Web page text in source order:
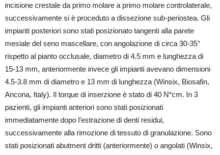
incisione crestale da primo molare a primo molare controlaterale,
successivamente si è proceduto a dissezione sub-periostea. Gli
impianti posteriori sono stati posizionato tangenti alla parete
mesiale del seno mascellare, con angolazione di circa 30-35°
rispetto al pianto occlusale, diametro di 4.5 mm e lunghezza di
15-13 mm, anteriormente invece gli impianti avevano dimensioni
4.5-3.8 mm di diametro e 13 mm di lunghezza (Winsix, Biosafin,
Ancona, Italy). Il torque di inserzione è stato di 40 N*cm. In 3
pazienti, gli impianti anteriori sono stati posizionati
immediatamente dopo l’estrazione di denti residui,
successivamente alla rimozione di tessuto di granulazione. Sono
stati posizionati abutment dritti (anteriormente) o angolati (Winsix,